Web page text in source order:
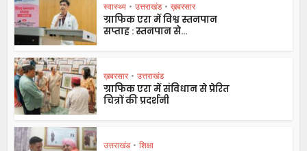
स्वास्थ्य • उत्तराखंड • ख़बरसार
ग्राफिक एरा में विश्व स्तनपान
सप्ताह : स्तनपान से...
ख़बरसार • उत्तराखंड
ग्राफिक एरा में संविधान से प्रेरित
चित्रों की प्रदर्शनी
उत्तराखंड • शिक्षा